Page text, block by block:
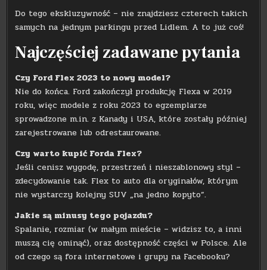
Do tego ekskluzywność – nie znajdziesz czterech takich
samych na jednym parkingu przed Lidlem. A to już coś!
Najczęściej zadawane pytania
Czy Ford Flex 2023 to nowy model?
Nie do końca. Ford zakończył produkcję Flexa w 2019
roku, więc modele z roku 2023 to egzemplarze
sprowadzone m.in. z Kanady i USA, które zostały później
zarejestrowane lub odrestaurowane.
Czy warto kupić Forda Flex?
Jeśli cenisz wygodę, przestrzeń i nieszablonowy styl –
zdecydowanie tak. Flex to auto dla oryginałów, którym
nie wystarczy kolejny SUV „na jedno kopyto”.
Jakie są minusy tego pojazdu?
Spalanie, rozmiar (w małym mieście – widzisz to, a inni
muszą cię ominąć), oraz dostępność części w Polsce. Ale
od czego są fora internetowe i grupy na Facebooku?